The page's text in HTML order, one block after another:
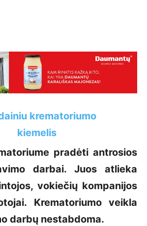
pradėti antrosios
darbai. Juos atlieka
vokiečių kompanijos
Krematoriumo veikla
darbų nestabdoma.